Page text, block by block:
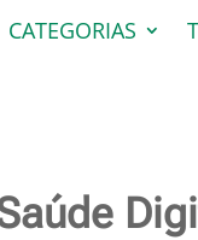
CATEGORIAS